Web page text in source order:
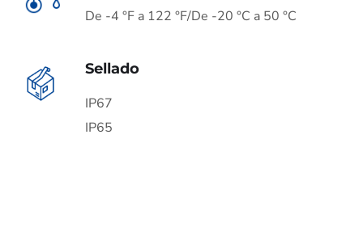
De -4 °F a 122 °F/De -20 °C a 50 °C
Sellado
IP67
IP65